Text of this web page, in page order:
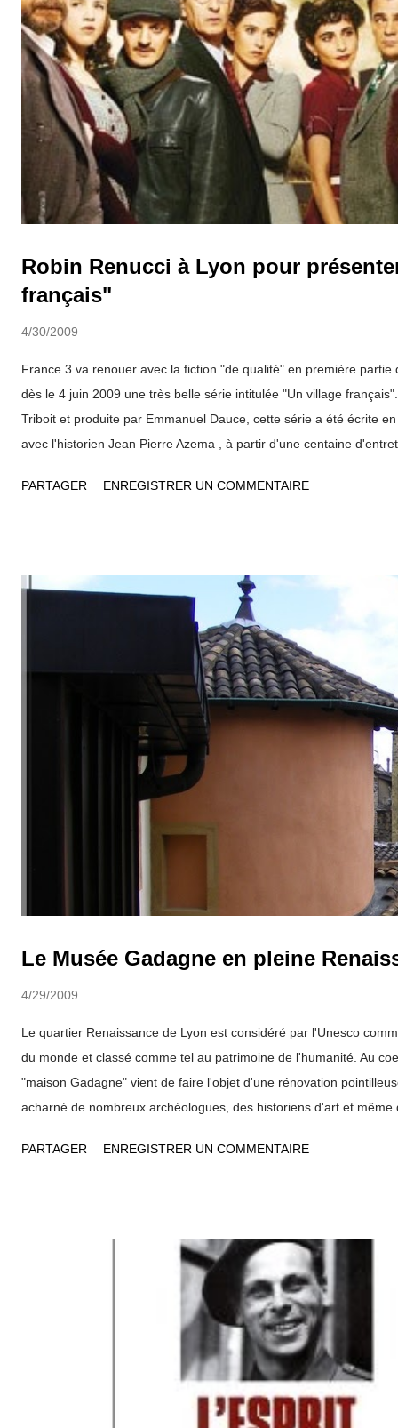
Robin Renucci à Lyon pour
français"
4/30/2009
France 3 va renouer avec la fiction "de qualité" en première partie
dès le 4 juin 2009 une très belle série intitulée "Un village
Triboit et produite par Emmanuel Dauce, cette série a été écrite
avec l'historien Jean Pierre Azema , à partir d'une centaine
à proximité de la frontière suisse, du début de l'occupation
avec un grand C". Robin Renucci est l'acteur principal de cette
PARTAGER ENREGISTRER UN COMMENTAIRE
Le Musée Gadagne en pleine
4/29/2009
Le quartier Renaissance de Lyon est considéré par l'Unesco
du monde et classé comme tel au patrimoine de l'humanité. Au
"maison Gadagne" vient de faire l'objet d'une rénovation
acharné de nombreux archéologues, des historiens d'art et même
transformations de la Ville de Lyon ! En creusant sous la colline
la ministre de la culture Christine Albanel , est donc constitué de
construits à des époques différentes. D'un côté, le musée histor...
PARTAGER ENREGISTRER UN COMMENTAIRE